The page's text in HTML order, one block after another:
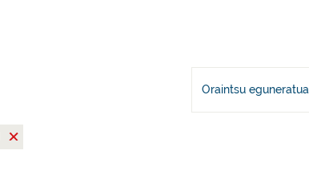
Oraintsu eguneratua